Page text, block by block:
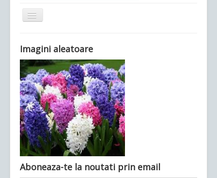
Comută
navigarea
Ultimele articole: Vi, 04.11.2022 -
Județean Mehedinți
Imagini aleatoare
Aboneaza-te la noutati prin email